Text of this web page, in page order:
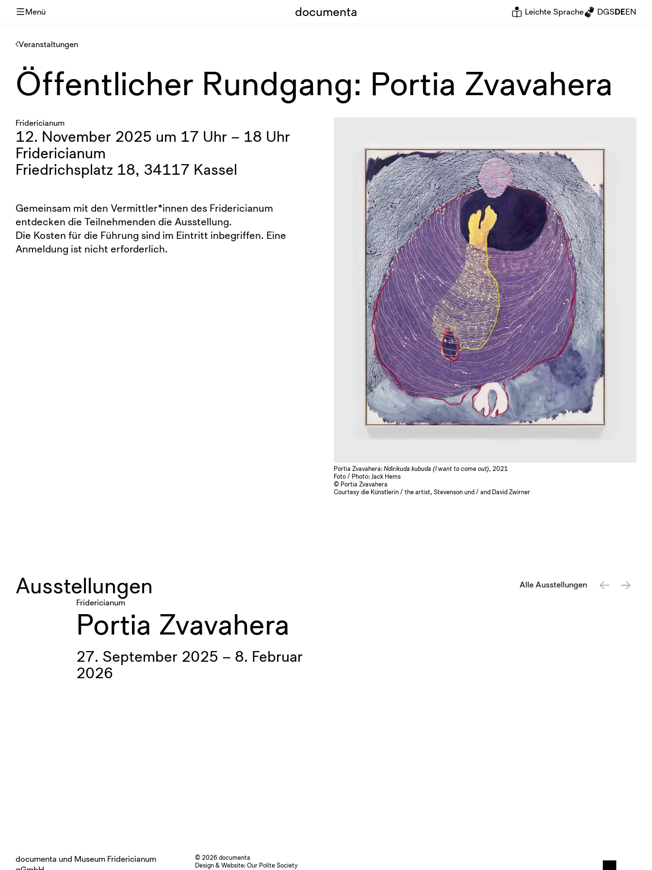
Menü documenta Leichte Sprache DGSDEEN
Veranstaltungen
Öffentlicher Rundgang: Portia Zvavahera
Fridericianum
12. November 2025 um 17 Uhr – 18 Uhr
Fridericianum
Friedrichsplatz 18, 34117 Kassel
Gemeinsam mit den Vermittler*innen des Fridericianum
entdecken die Teilnehmenden die Ausstellung.
Die Kosten für die Führung sind im Eintritt inbegriffen. Eine
Anmeldung ist nicht erforderlich.
Portia Zvavahera:Ndirikuda kubuda (I want to come out), 2021
Foto / Photo: Jack Hems
© Portia Zvavahera
Courtesy die Künstlerin / the artist, Stevenson und / and David Zwirner
Ausstellungen
Alle Ausstellungen
Fridericianum
Portia Zvavahera
27. September 2025 – 8. Februar
2026
documenta und Museum Fridericianum
© 2026 documenta
Design & Website:Our Polite Society